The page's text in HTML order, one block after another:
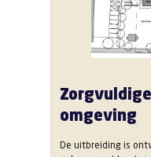
omgeving
De uitbreiding is